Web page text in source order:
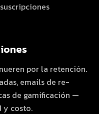
por la retención.
emails de re-
de gamificación —
y costo.